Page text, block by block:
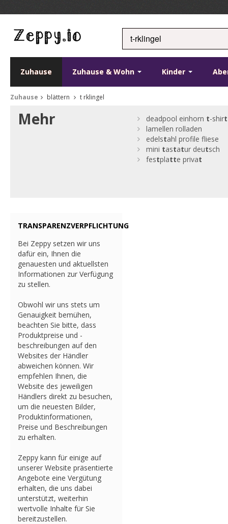
Zuhause Zuhause & Wohn Kinder
Zuhause blättern t rklingel
Mehr deadpool einhorn t-shirt
lamellen rolladen
edelstahl profile fliese
mini tastatur deutsch
festplatte privat
TRANSPARENZVERPFLICHTUNG
Bei Zeppy setzen wir uns
dafür ein, Ihnen die
genauesten und aktuellsten
Informationen zur Verfügung
zu stellen.
Obwohl wir uns stets um
Genauigkeit bemühen,
beachten Sie bitte, dass
Produktpreise und -
beschreibungen auf den
Websites der Händler
abweichen können. Wir
empfehlen Ihnen, die
Website des jeweiligen
Händlers direkt zu besuchen,
um die neuesten Bilder,
Produktinformationen,
Preise und Beschreibungen
zu erhalten.
Zeppy kann für einige auf
unserer Website präsentierte
Angebote eine Vergütung
erhalten, die uns dabei
unterstützt, weiterhin
wertvolle Inhalte für Sie
bereitzustellen.